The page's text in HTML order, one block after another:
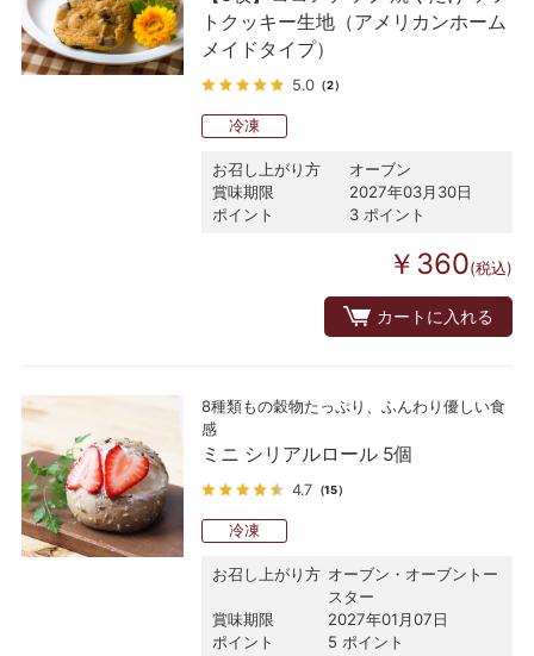
トクッキー生地（アメリカンホーム
メイドタイプ）
5.0 （2）
冷凍
お召し上がり方
オーブン
賞味期限
2027年03月30日
ポイント
3 ポイント
￥360(税込)
カートに入れる
8種類もの穀物たっぷり、ふんわり優しい食
感
ミニ シリアルロール 5個
4.7 （15）
冷凍
お召し上がり方 オーブン・オーブントー
スター
賞味期限
2027年01月07日
ポイント
5 ポイント